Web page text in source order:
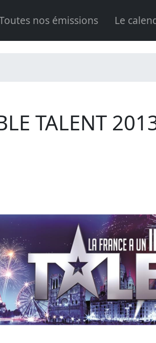
nos émissions Le
TALENT